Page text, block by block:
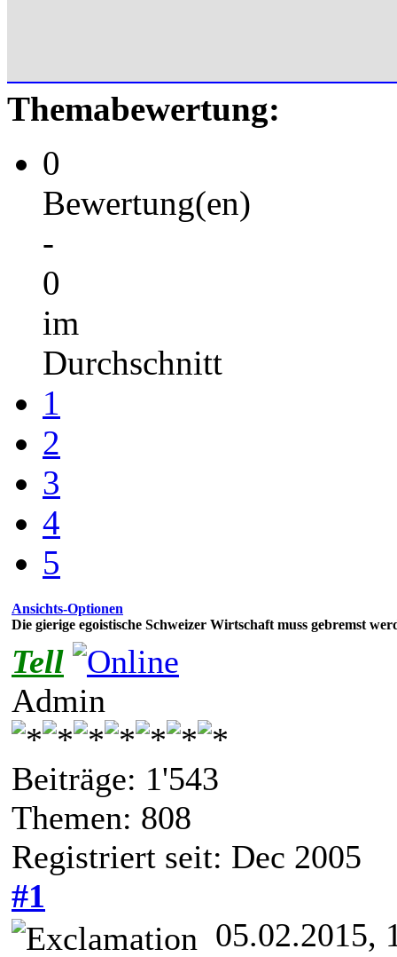
Themabewertung:
0
Bewertung(en)
-
0
im
Durchschnitt
1
2
3
4
5
Ansichts-Optionen
Die gierige egoistische Schweizer Wirtschaft muss gebremst
Tell
Admin
Beiträge: 1'543
Themen: 808
Registriert seit: Dec 2005
#1
05.02.2015,